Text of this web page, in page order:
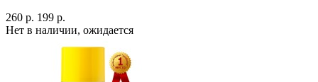
260 р. 199 р.
Нет в наличии, ожидается